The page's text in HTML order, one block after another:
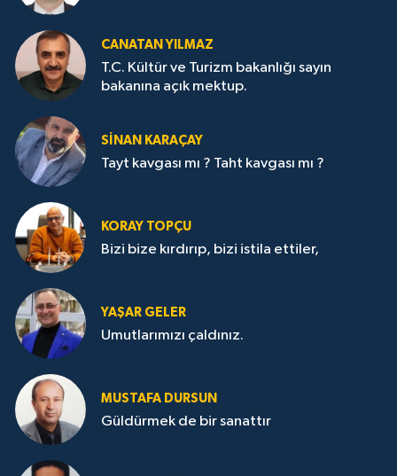
CANATAN YILMAZ
T.C. Kültür ve Turizm bakanlığı sayın
bakanına açık mektup.
SİNAN KARAÇAY
Tayt kavgası mı ? Taht kavgası mı ?
KORAY TOPÇU
Bizi bize kırdırıp, bizi istila ettiler,
YAŞAR GELER
Umutlarımızı çaldınız.
MUSTAFA DURSUN
Güldürmek de bir sanattır